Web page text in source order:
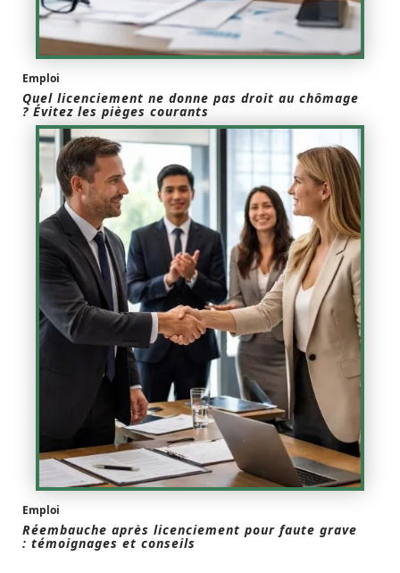
Emploi
Quel licenciement ne donne pas droit au chômage
? Évitez les pièges courants
Emploi
Réembauche après licenciement pour faute grave
: témoignages et conseils